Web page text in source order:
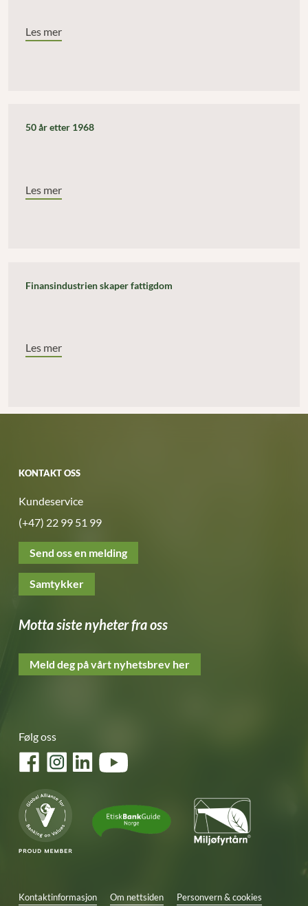
Les mer
50 år etter 1968
Les mer
Finansindustrien skaper fattigdom
Les mer
KONTAKT OSS
Kundeservice
(+47) 22 99 51 99
Send oss en melding
Samtykker
Motta siste nyheter fra oss
Meld deg på vårt nyhetsbrev her
Følg oss
FacebookInstagramLinkedInYouTube
Kontaktinformasjon Om nettsiden Personvern & cookies